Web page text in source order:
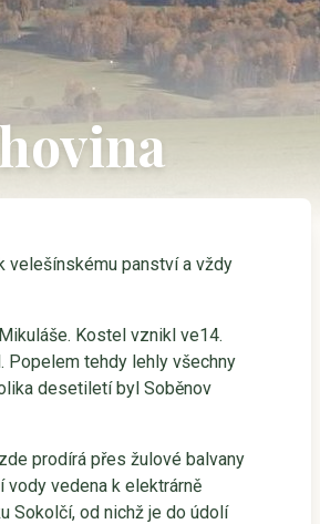
velešínskému panství a vždy
Kostel vznikl ve14.
Popelem tehdy lehly všechny
desetiletí byl Soběnov
prodírá přes žulové balvany
vody vedena k elektrárně
Sokolčí, od nichž je do údolí